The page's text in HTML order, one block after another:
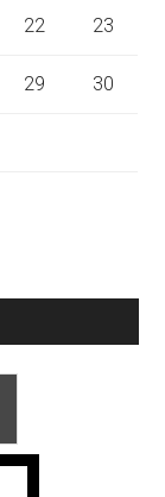
22 23
29 30